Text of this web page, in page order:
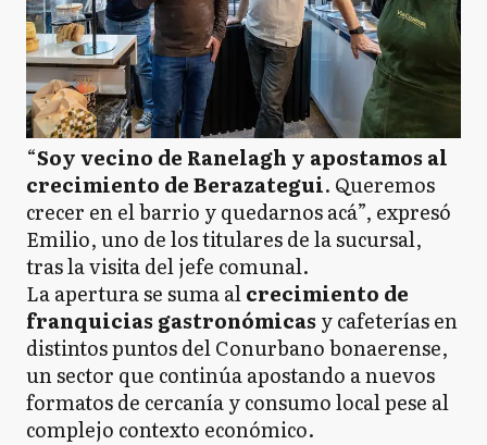
“Soy vecino de Ranelagh y apostamos al
crecimiento de Berazategui. Queremos
crecer en el barrio y quedarnos acá”, expresó
Emilio, uno de los titulares de la sucursal,
tras la visita del jefe comunal.
La apertura se suma alcrecimiento de
franquicias gastronómicas y cafeterías en
distintos puntos del Conurbano bonaerense,
un sector que continúa apostando a nuevos
formatos de cercanía y consumo local pese al
complejo contexto económico.